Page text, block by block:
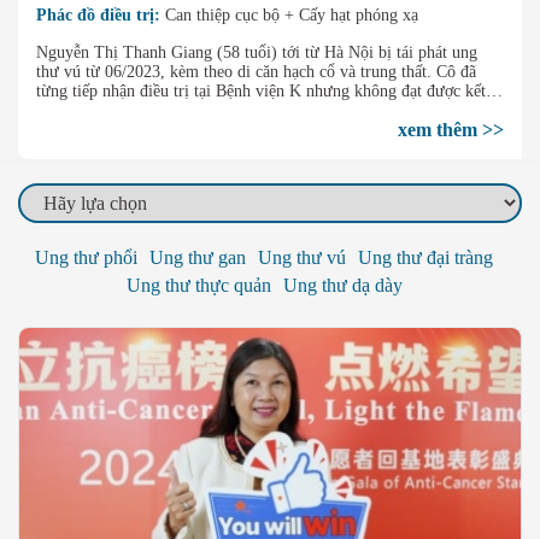
Phác đồ điều trị: Can thiệp cục bộ + Cấy hạt phóng xạ
Nguyễn Thị Thanh Giang (58 tuổi) tới từ Hà Nội bị tái phát ung
thư vú từ 06/2023, kèm theo di căn hạch cổ và trung thất. Cô đã
từng tiếp nhận điều trị tại Bệnh viện K nhưng không đạt được kết
kết hợp Cấy hạt phóng xạ, khối u di căn của cô đã được thu nhỏ tới
xem thêm >>
Ung thư phổi Ung thư gan Ung thư vú
Ung thư đại tràng
Ung thư thực quản
Ung thư dạ dày